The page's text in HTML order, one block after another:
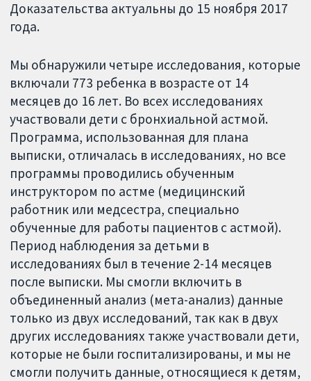
Доказательства актуальны до 15 ноября 2017
года.
Мы обнаружили четыре исследования, которые
включали 773 ребенка в возрасте от 14
месяцев до 16 лет. Во всех исследованиях
участвовали дети с бронхиальной астмой.
Программа, использованная для плана
выписки, отличалась в исследованиях, но все
программы проводились обученным
инструктором по астме (медицинский
работник или медсестра, специально
обученные для работы пациентов с астмой).
Период наблюдения за детьми в
исследованиях был в течение 2-14 месяцев
после выписки. Мы смогли включить в
объединенный анализ (мета-анализ) данные
только из двух исследований, так как в двух
других исследованиях также участвовали дети,
которые не были госпитализированы, и мы не
смогли получить данные, относящиеся к детям,